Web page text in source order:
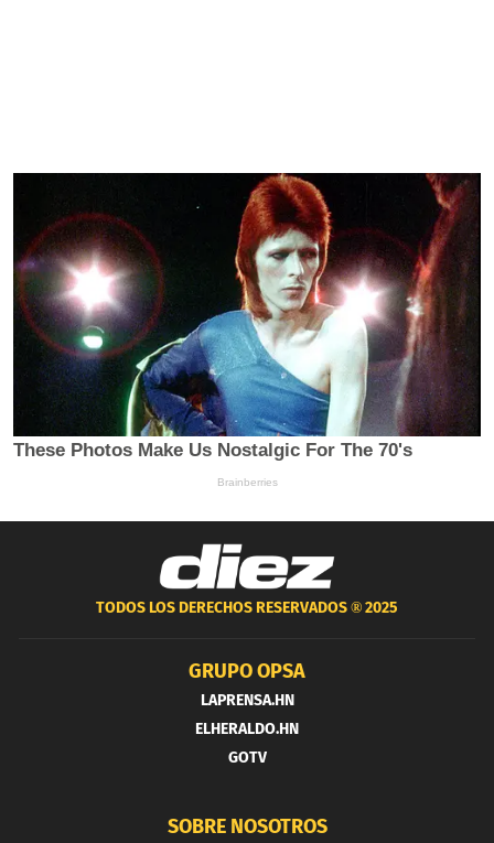
TODOS LOS DERECHOS RESERVADOS ®2025
GRUPO OPSA
LAPRENSA.HN
ELHERALDO.HN
GOTV
SOBRE NOSOTROS